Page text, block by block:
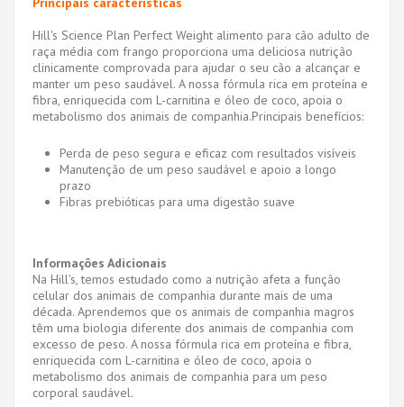
Hill's Science Plan Perfect Weight alimento para cão adulto de
raça média com frango proporciona uma deliciosa nutrição
clinicamente comprovada para ajudar o seu cão a alcançar e
manter um peso saudável. A nossa fórmula rica em proteína e
fibra, enriquecida com L-carnitina e óleo de coco, apoia o
metabolismo dos animais de companhia.Principais benefícios:
Perda de peso segura e eficaz com resultados visíveis
Manutenção de um peso saudável e apoio a longo
prazo
Fibras prebióticas para uma digestão suave
Informações Adicionais
Na Hill's, temos estudado como a nutrição afeta a função
celular dos animais de companhia durante mais de uma
década. Aprendemos que os animais de companhia magros
têm uma biologia diferente dos animais de companhia com
excesso de peso. A nossa fórmula rica em proteína e fibra,
enriquecida com L-carnitina e óleo de coco, apoia o
metabolismo dos animais de companhia para um peso
corporal saudável.